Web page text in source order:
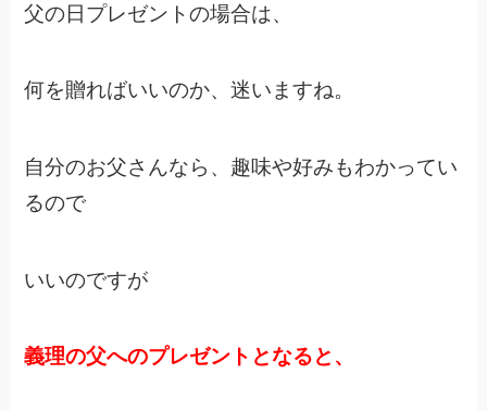
父の日プレゼントの場合は、
何を贈ればいいのか、迷いますね。
自分のお父さんなら、趣味や好みもわかってい
るので
いいのですが
義理の父へのプレゼントとなると、